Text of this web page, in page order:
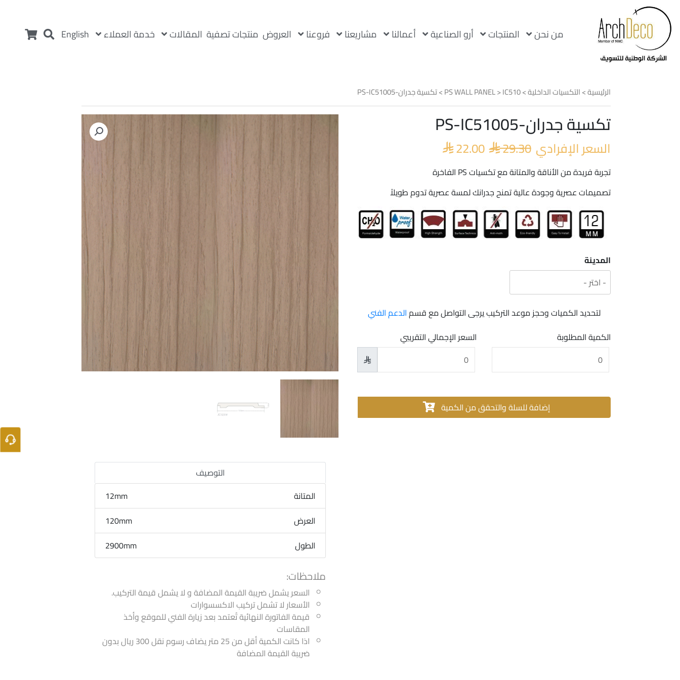
من نحن المنتجات أرو الصناعية أعمالنا مشاريعنا فروعنا العروض منتجات تصفية المقالات خدمة العملاء English
الرئيسية>التكسيات الداخلية>
PS WALL PANEL>IC510 > تكسية جدران-PS-IC51005
تكسية جدران-PS-IC51005
السعر الإفرادي 29.30
السعر
الأصلي
هو:
 29.30.
22.00
السعر
الحالي
هو:
 22.00.
تجربة فريدة من الأناقة والمتانة مع تكسيات PS الفاخرة
تصميمات عصرية وجودة عالية تمنح جدرانك لمسة عصرية تدوم طويلاً
المدينة
لتحديد الكميات وحجز موعد التركيب يرجى التواصل مع قسمالدعم الفني
الكمية المطلوبة
السعر الإجمالي التقريبي

إضافة للسلة والتحقق من الكمية
التوصيف
المتانة
12mm
العرض
120mm
الطول
2900mm
ملاحظات:
السعر يشمل ضريبة القيمة المضافة و لا يشمل قيمة التركيب.
الأسعار لا تشمل تركيب الاكسسوارات
قيمة الفاتورة النهائية تُعتمد بعد زيارة الفني للموقع وأخذ
المقاسات
اذا كانت الكمية أقل من 25 متر يضاف رسوم نقل 300 ريال بدون
ضريبة القيمة المضافة